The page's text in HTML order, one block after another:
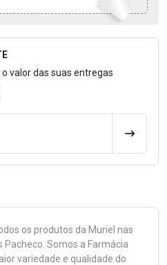
o Frete
valor das suas entregas
os produtos da Muriel nas
Pacheco. Somos a Farmácia
variedade e qualidade do